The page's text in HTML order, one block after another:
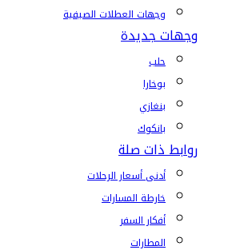
وجهات العطلات الصيفية
وجهات جديدة
حلب
بوخارا
بنغازي
بانكوك
روابط ذات صلة
أدنى أسعار الرحلات
خارطة المسارات
أفكار السفر
المطارات